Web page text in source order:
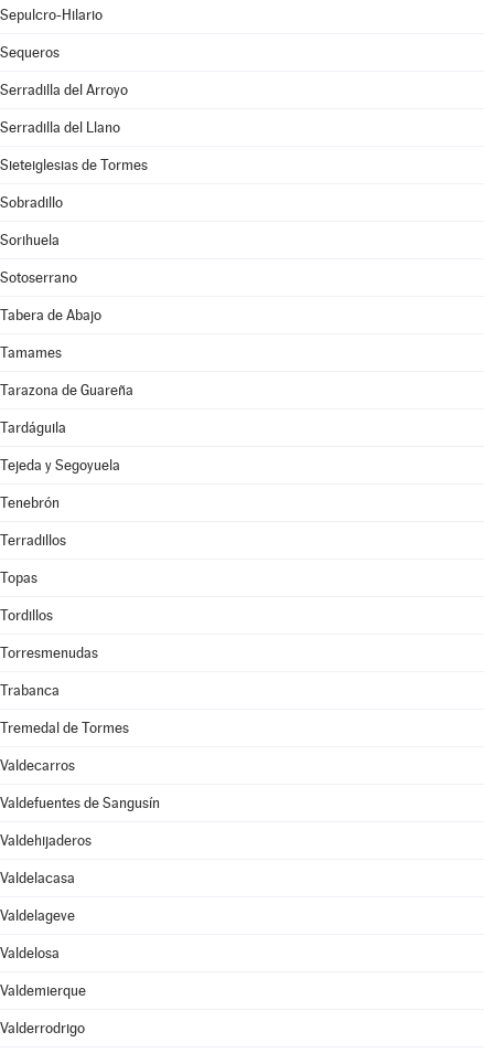
Sepulcro-Hilario
Sequeros
Serradilla del Arroyo
Serradilla del Llano
Sieteiglesias de Tormes
Sobradillo
Sorihuela
Sotoserrano
Tabera de Abajo
Tamames
Tarazona de Guareña
Tardáguila
Tejeda y Segoyuela
Tenebrón
Terradillos
Topas
Tordillos
Torresmenudas
Trabanca
Tremedal de Tormes
Valdecarros
Valdefuentes de Sangusín
Valdehijaderos
Valdelacasa
Valdelageve
Valdelosa
Valdemierque
Valderrodrigo